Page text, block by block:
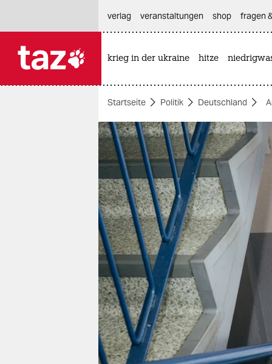
themen
politik
öko
gesellschaft
kultur
sport
berlin
nord
wahrheit
verlag
verlag
veranstaltungen shop fragen
krieg in der ukraine hitze
Startseite Politik Deutschland